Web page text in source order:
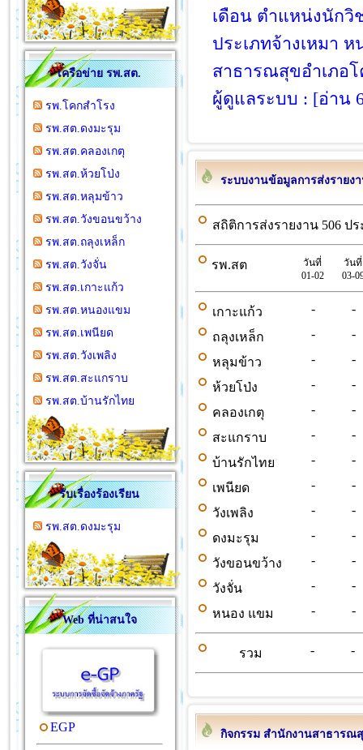
เครือข่าย รพ.สต.
รพ.โคกสำโรง
รพ.สต.ดงมะรุม
รพ.สต.คลองเกตุ
รพ.สต.ห้วยโป่ง
รพ.สต.หลุมข้าว
รพ.สต.วังขอนขว้าง
รพ.สต.ถลุงเหล็ก
รพ.สต.วังจั่น
รพ.สต.เกาะแก้ว
รพ.สต.หนองแขม
รพ.สต.เพนียด
รพ.สต.วังเพลิง
รพ.สต.สะแกราบ
รพ.สต.บ้านรักไทย
รับเรื่องร้องเรียน
รพ.สต.ดงมะรุม
Web ที่น่าสนใจ
EGP
เดือน ตำแหน่งนัก
ประเภทจ้างเหมา
สาธารณสุขอำเภอโ
ผู้ดูแลระบบ : [อ่าน
ระบบงานข้อมูลการส่งรายง
สถิติการส่งรายงาน 506 ป
รพ.สต
วันที่
01-02
วันที่
03-
เกาะแก้ว - -
ถลุงเหล็ก - -
หลุมข้าว - -
ห้วยโป่ง - -
คลองเกตุ - -
สะแกราบ - -
บ้านรักไทย - -
เพนียด - -
วังเพลิง - -
ดงมะรุม - -
วังขอนขว้าง - -
วังจั่น - -
หนอง แขม - -
รวม - -
กิจกรรม สำนักงานสาธารณ